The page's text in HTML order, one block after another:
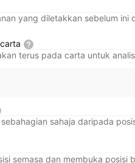
yang diletakkan sebelum ini
terus pada carta untuk
sahaja daripada
semasa dan membuka